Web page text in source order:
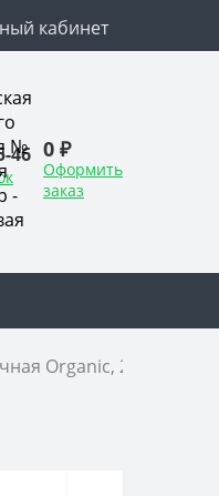
кабинет
46 0 ₽
Оформить
заказ
Organic, 200 гр